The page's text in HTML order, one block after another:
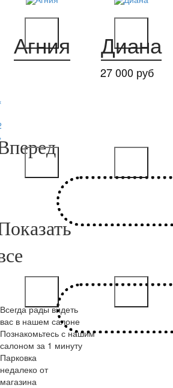
Агния
27 000 руб
Диана
Всегда рады видеть
вас в нашем салоне
Познакомьтесь с нашим
салоном за 1 минуту
Парковка
недалеко от
магазина